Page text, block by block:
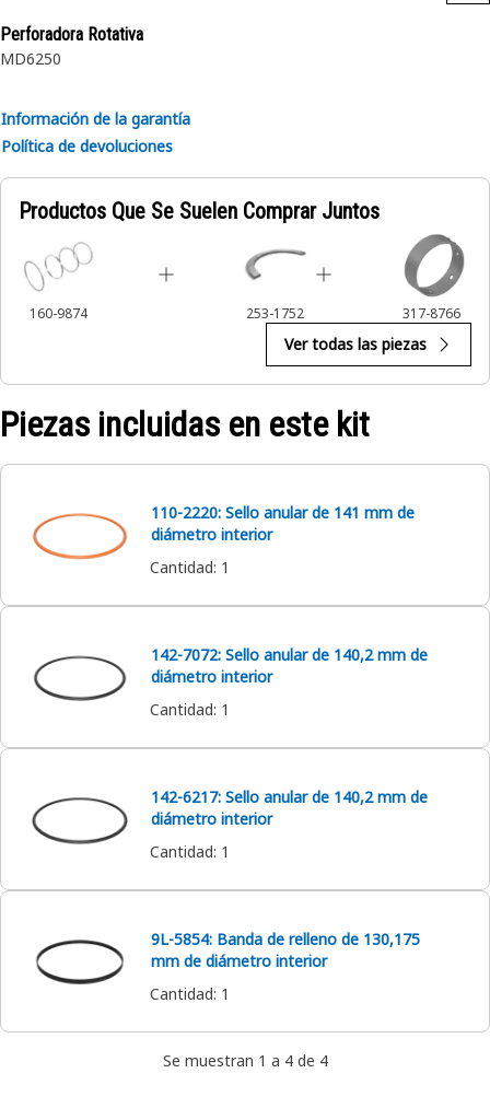
Perforadora Rotativa
MD6250
Información de la garantía
Política de devoluciones
Productos Que Se Suelen Comprar Juntos
160-9874 253-1752 317-8766
Ver todas las piezas
Piezas incluidas en este kit
110-2220: Sello anular de 141 mm de
diámetro interior
Cantidad: 1
142-7072: Sello anular de 140,2 mm de
diámetro interior
Cantidad: 1
142-6217: Sello anular de 140,2 mm de
diámetro interior
Cantidad: 1
9L-5854: Banda de relleno de 130,175
mm de diámetro interior
Cantidad: 1
Se muestran 1 a 4 de 4